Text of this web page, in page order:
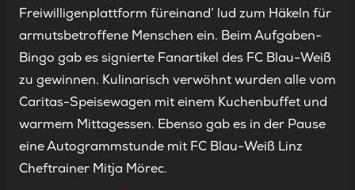
Freiwilligenplattform füreinand‘ lud zum Häkeln für
armutsbetroffene Menschen ein. Beim Aufgaben-
Bingo gab es signierte Fanartikel des FC Blau-Weiß
zu gewinnen. Kulinarisch verwöhnt wurden alle vom
Caritas-Speisewagen mit einem Kuchenbuffet und
warmem Mittagessen. Ebenso gab es in der Pause
eine Autogrammstunde mit FC Blau-Weiß Linz
Cheftrainer Mitja Mörec.